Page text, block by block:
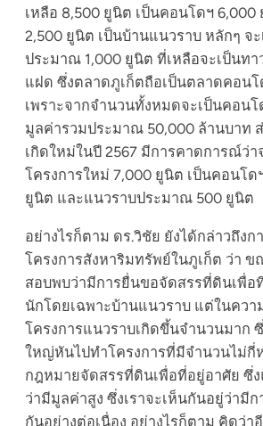
เหลือ 8,500 ยูนิต เป็นคอนโดฯ 6,000
2,500 ยูนิต เป็นบ้านแนวราบ หลักๆ จะ
ประมาณ 1,000 ยูนิต ที่เหลือจะเป็นทา
แฝด ซึ่งตลาดภูเก็ตถือเป็นตลาดคอน
เพราะจากจำนวนทั้งหมดจะเป็นคอน
มูลค่ารวมประมาณ 50,000 ล้านบาท
เกิดใหม่ในปี 2567 มีการคาดการณ์ว่า
โครงการใหม่ 7,000 ยูนิต เป็นคอนโ
ยูนิต และแนวราบประมาณ 500 ยูนิต
อย่างไรก็ตาม ดร.วิชัย ยังได้กล่าวถึง
โครงการสังหาริมทรัพย์ในภูเก็ต ว่า
สอบพบว่ามีการยื่นขอจัดสรรที่ดินเพื่อ
นักโดยเฉพาะบ้านแนวราบ แต่ในควา
โครงการแนวราบเกิดขึ้นจำนวนมาก
ใหญ่หันไปทำโครงการที่มีจำนวนไม่กี่
กฎหมายจัดสรรที่ดินเพื่อที่อยู่อาศัย ซึ่
ว่ามีมูลค่าสูง ซึ่งเราจะเห็นกันอยู่ว่ามีก
กันอย่างต่อเนื่อง อย่างไรก็ตาม คิดว่า